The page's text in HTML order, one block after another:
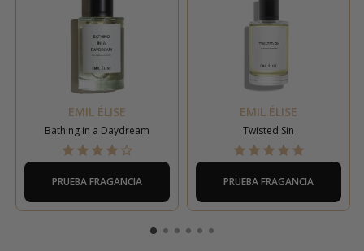
EMIL ÉLISE
Bathing in a Daydream
PRUEBA FRAGANCIA
EMIL ÉLISE
Twisted Sin
PRUEBA FRAGANCIA